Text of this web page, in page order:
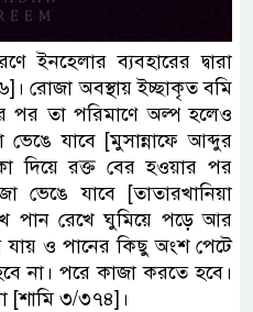
ইনহেলার ব্যবহারের দ্বারা
রোজা অবস্থায় ইচ্ছাকৃত বমি
পর তা পরিমাণে অল্প হলেও
যাবে [মুসান্নাফে আব্দুর
দিয়ে রক্ত বের হওয়ার পর
ভেঙে যাবে [তাতারখানিয়া
পান রেখে ঘুমিয়ে পড়ে আর
যায় ও পানের কিছু অংশ পেটে
না। পরে কাজা করতে হবে।
[শামি ৩/৩৭৪]।